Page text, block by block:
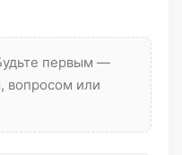
первым —
вопросом или